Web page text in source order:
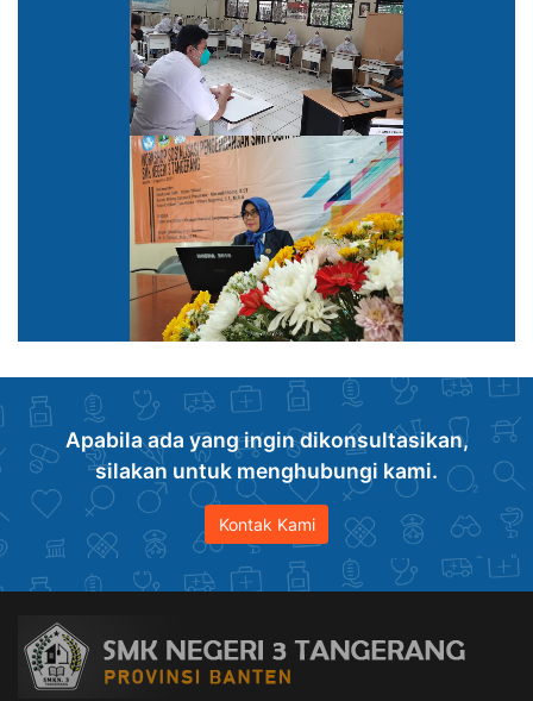
Apabila ada yang ingin dikonsultasikan,
silakan untuk menghubungi kami.
Kontak Kami